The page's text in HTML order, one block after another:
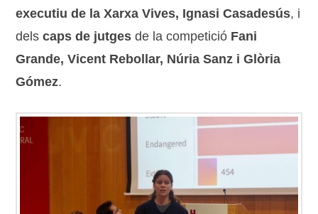
executiu de la Xarxa Vives, Ignasi Casadesús, i
delscaps de jutges de la competició Fani
Grande, Vicent Rebollar, Núria Sanz i Glòria
Gómez.